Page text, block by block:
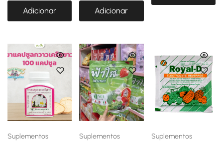
Adicionar Adicionar
Suplementos Suplementos Suplementos